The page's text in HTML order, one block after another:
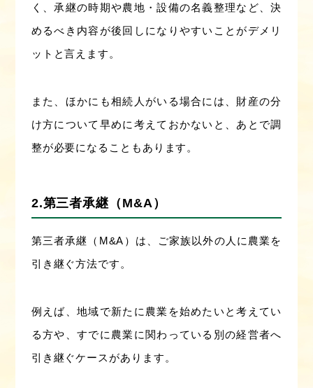
く、承継の時期や農地・設備の名義整理など、決
めるべき内容が後回しになりやすいことがデメリ
ットと言えます。
また、ほかにも相続人がいる場合には、財産の分
け方について早めに考えておかないと、あとで調
整が必要になることもあります。
2.第三者承継（M&A）
第三者承継（M&A）は、ご家族以外の人に農業を
引き継ぐ方法です。
例えば、地域で新たに農業を始めたいと考えてい
る方や、すでに農業に関わっている別の経営者へ
引き継ぐケースがあります。